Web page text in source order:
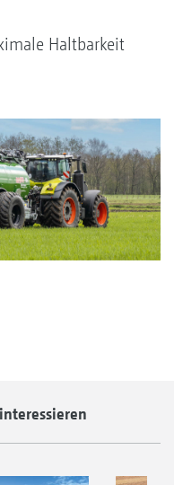
Haltbarkeit